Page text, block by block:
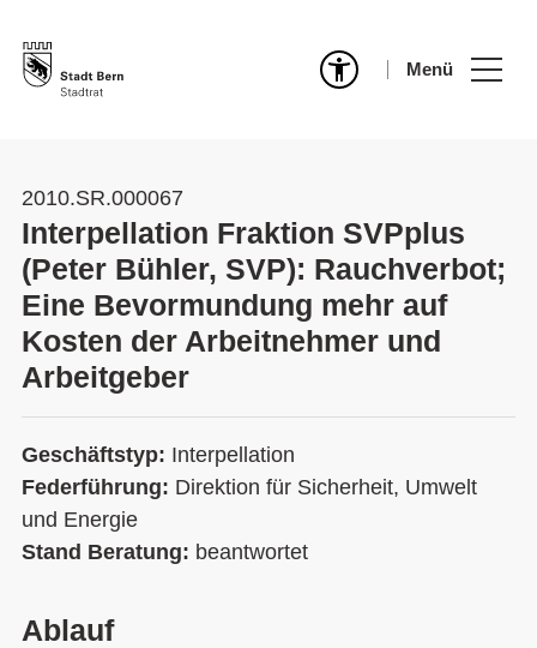
Menü
2010.SR.000067
Interpellation Fraktion SVPplus
(Peter Bühler, SVP): Rauchverbot;
Eine Bevormundung mehr auf
Kosten der Arbeitnehmer und
Arbeitgeber
Geschäftstyp: Interpellation
Federführung: Direktion für Sicherheit, Umwelt
und Energie
Stand Beratung: beantwortet
Ablauf